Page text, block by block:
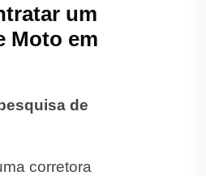
um
Moto em
de
corretora